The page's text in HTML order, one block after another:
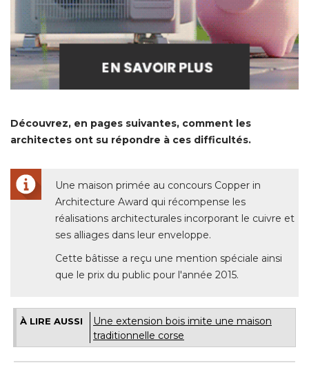
Découvrez, en pages suivantes, comment les
architectes ont su répondre à ces difficultés.
Une maison primée au concours Copper in
Architecture Award qui récompense les
réalisations architecturales incorporant le cuivre et
ses alliages dans leur enveloppe.
Cette bâtisse a reçu une mention spéciale ainsi
que le prix du public pour l'année 2015.
À LIRE AUSSI
Une extension bois imite une maison
traditionnelle corse